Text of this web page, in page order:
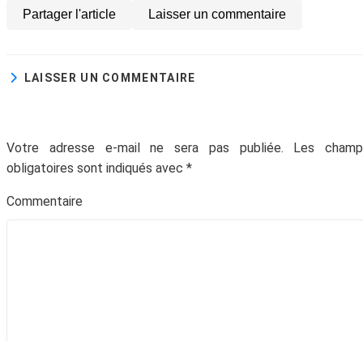
Partager l'article Laisser un commentaire
LAISSER UN COMMENTAIRE
Votre adresse e-mail ne sera pas publiée.
Les
obligatoires sont indiqués avec *
Commentaire
Votre adresse email ne sera jamais divulguée ou